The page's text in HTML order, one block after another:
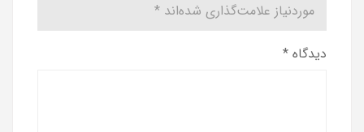
موردنیاز علامت‌گذاری شده‌اند *
دیدگاه *